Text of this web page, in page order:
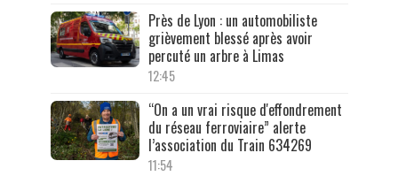
Près de Lyon : un automobiliste
grièvement blessé après avoir
percuté un arbre à Limas
12:45
“On a un vrai risque d'effondrement
du réseau ferroviaire” alerte
l’association du Train 634269
11:54